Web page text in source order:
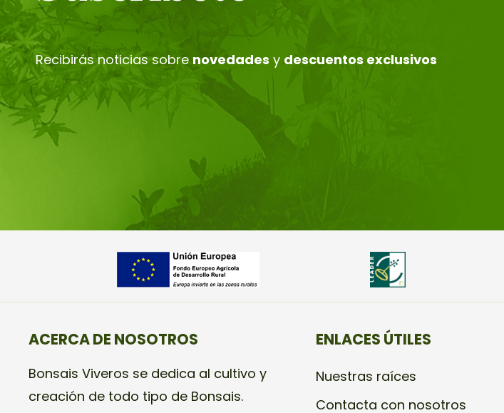
Recibirás noticias sobre novedades y descuentos exclusivos
ACERCA DE NOSOTROS
Bonsais Viveros se dedica al cultivo y
creación de todo tipo de Bonsais.
ENLACES ÚTILES
Nuestras raíces
Contacta con nosotros